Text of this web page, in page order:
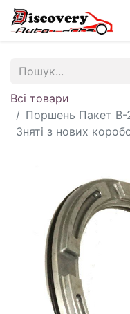
Всі товари
Поршень Пакет B-
Зняті з нових